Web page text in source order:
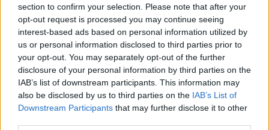
section to confirm your selection. Please note that after your
opt-out request is processed you may continue seeing
interest-based ads based on personal information utilized by
us or personal information disclosed to third parties prior to
your opt-out. You may separately opt-out of the further
disclosure of your personal information by third parties on the
IAB’s list of downstream participants. This information may
also be disclosed by us to third parties on the IAB’s List of
Downstream Participants that may further disclose it to other
Minősítés
Hogyan lehet minősített
kutyabarát helyed?